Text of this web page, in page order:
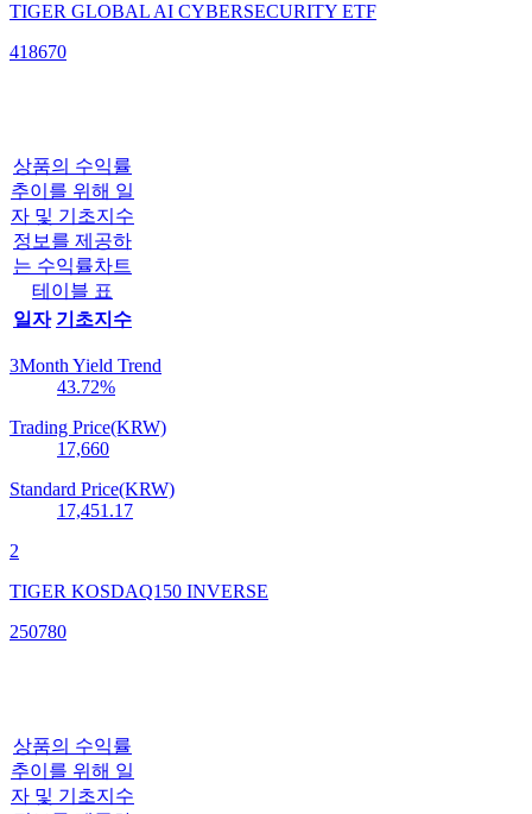
TIGER GLOBAL AI CYBERSECURITY ETF
418670
상품의 수익률
추이를 위해 일
자 및 기초지수
정보를 제공하
는 수익률차트
테이블 표
일자 기초지수
3Month Yield Trend
43.72%
Trading Price(KRW)
17,660
Standard Price(KRW)
17,451.17
2
TIGER KOSDAQ150 INVERSE
250780
상품의 수익률
추이를 위해 일
자 및 기초지수